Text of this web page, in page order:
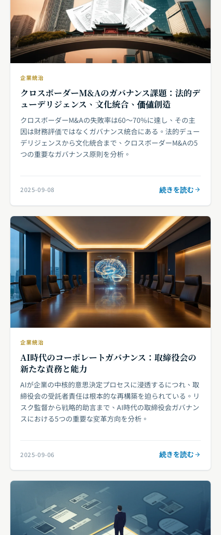
企業統治
クロスボーダーM&Aのガバナンス課題：法的デ
ューデリジェンス、文化統合、価値創造
クロスボーダーM&Aの失敗率は60〜70%に達し、その主
因は財務評価ではなくガバナンス統合にある。法的デュー
デリジェンスから文化統合まで、クロスボーダーM&Aの5
つの重要なガバナンス原則を分析。
2025-09-08 続きを読む
企業統治
AI時代のコーポレートガバナンス：取締役会の
新たな責務と能力
AIが企業の中核的意思決定プロセスに浸透するにつれ、取
締役会の受託者責任は根本的な再構築を迫られている。リ
スク監督から戦略的助言まで、AI時代の取締役会ガバナン
スにおける5つの重要な変革方向を分析。
2025-09-06 続きを読む